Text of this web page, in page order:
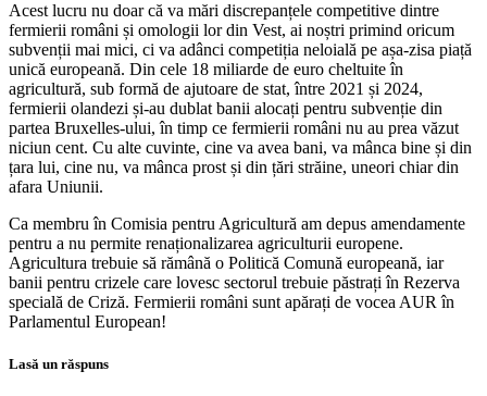
Acest lucru nu doar că va mări discrepanțele competitive dintre
fermierii români și omologii lor din Vest, ai noștri primind oricum
subvenții mai mici, ci va adânci competiția neloială pe așa-zisa piață
unică europeană. Din cele 18 miliarde de euro cheltuite în
agricultură, sub formă de ajutoare de stat, între 2021 și 2024,
fermierii olandezi și-au dublat banii alocați pentru subvenție din
partea Bruxelles-ului, în timp ce fermierii români nu au prea văzut
niciun cent. Cu alte cuvinte, cine va avea bani, va mânca bine și din
țara lui, cine nu, va mânca prost și din țări străine, uneori chiar din
afara Uniunii.
Ca membru în Comisia pentru Agricultură am depus amendamente
pentru a nu permite renaționalizarea agriculturii europene.
Agricultura trebuie să rămână o Politică Comună europeană, iar
banii pentru crizele care lovesc sectorul trebuie păstrați în Rezerva
specială de Criză. Fermierii români sunt apărați de vocea AUR în
Parlamentul European!
Lasă un răspuns